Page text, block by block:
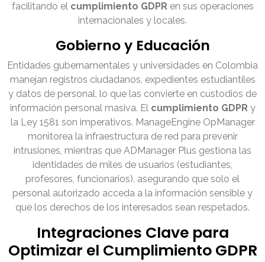
facilitando el cumplimiento GDPRen sus operaciones
internacionales y locales.
Gobierno y Educación
Entidades gubernamentales y universidades en Colombia
manejan registros ciudadanos, expedientes estudiantiles
y datos de personal, lo que las convierte en custodios de
información personal masiva. El cumplimiento GDPRy
la Ley 1581 son imperativos. ManageEngine OpManager
monitorea la infraestructura de red para prevenir
intrusiones, mientras que ADManager Plus gestiona las
identidades de miles de usuarios (estudiantes,
profesores, funcionarios), asegurando que solo el
personal autorizado acceda a la información sensible y
que los derechos de los interesados sean respetados.
Integraciones Clave para
Optimizar el Cumplimiento GDPR